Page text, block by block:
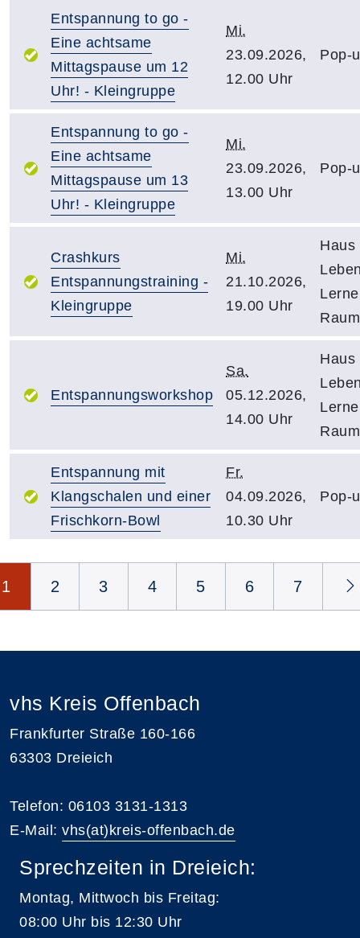
Entspannung to go -
Eine achtsame
Mittagspause um 12
Uhr! - Kleingruppe
Mi.
23.09.2026,
12.00 Uhr
Pop-
Entspannung to go -
Eine achtsame
Mittagspause um 13
Uhr! - Kleingruppe
Mi.
23.09.2026,
13.00 Uhr
Pop-
Crashkurs
Entspannungstraining -
Kleingruppe
Mi.
21.10.2026,
19.00 Uhr
Haus
Entspannungsworkshop
Sa.
05.12.2026,
14.00 Uhr
Haus
Entspannung mit
Klangschalen und einer
Frischkorn-Bowl
Fr.
04.09.2026,
10.30 Uhr
Pop-
1 2 3 4 5 6 7
vhs Kreis Offenbach
Frankfurter Straße 160-166
63303 Dreieich
Telefon: 06103 3131-1313
E-Mail: vhs(at)kreis-offenbach.de
Sprechzeiten in Dreieich:
Montag, Mittwoch bis Freitag:
08:00 Uhr bis 12:30 Uhr